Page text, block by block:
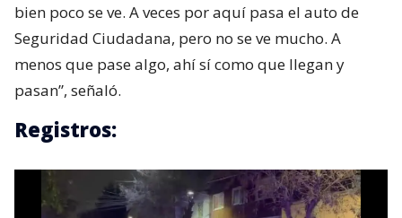
bien poco se ve. A veces por aquí pasa el auto de
Seguridad Ciudadana, pero no se ve mucho. A
menos que pase algo, ahí sí como que llegan y
pasan”, señaló.
Registros: